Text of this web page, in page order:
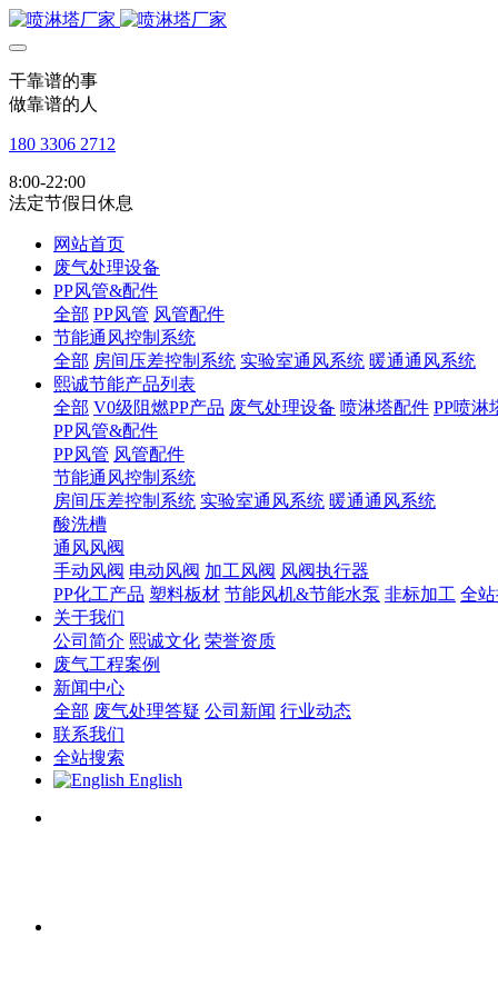
干靠谱的事
做靠谱的人
180 3306 2712
8:00-22:00
法定节假日休息
网站首页
废气处理设备
PP风管&配件
全部 PP风管 风管配件
节能通风控制系统
全部 房间压差控制系统 实验室通风系统 暖通通风系统
熙诚节能产品列表
全部 V0级阻燃PP产品 废气处理设备 喷淋塔配件 PP喷淋
PP风管&配件
PP风管 风管配件
节能通风控制系统
房间压差控制系统 实验室通风系统 暖通通风系统
酸洗槽
通风风阀
手动风阀 电动风阀 加工风阀 风阀执行器
PP化工产品 塑料板材 节能风机&节能水泵 非标加工 全
关于我们
公司简介 熙诚文化 荣誉资质
废气工程案例
新闻中心
全部 废气处理答疑 公司新闻 行业动态
联系我们
全站搜索
English